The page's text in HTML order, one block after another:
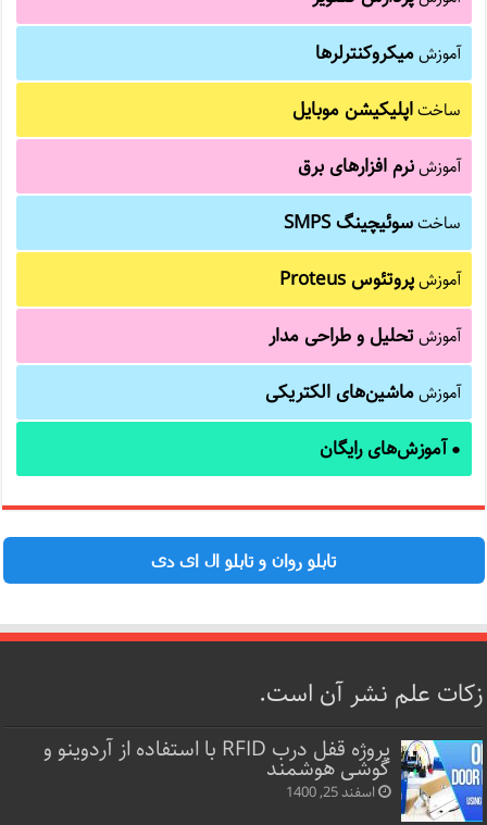
آموزشمیکروکنترلرها
ساختاپلیکیشن موبایل
آموزشنرم افزارهای برق
ساختسوئیچینگ SMPS
آموزشپروتئوس Proteus
آموزشتحلیل و طراحی مدار
آموزشماشین‌های الکتریکی
●آموزش‌های رایگان
تابلو روان و تابلو ال ای دی
زکات علم نشر آن است.
پروژه قفل‌ درب RFID با استفاده از آردوینو و
گوشی هوشمند
اسفند 25, 1400